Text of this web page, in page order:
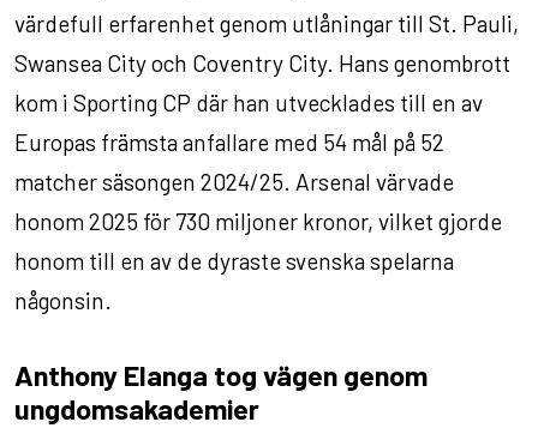
värdefull erfarenhet genom utlåningar till St. Pauli,
Swansea City och Coventry City. Hans genombrott
kom i Sporting CP där han utvecklades till en av
Europas främsta anfallare med 54 mål på 52
matcher säsongen 2024/25. Arsenal värvade
honom 2025 för 730 miljoner kronor, vilket gjorde
honom till en av de dyraste svenska spelarna
någonsin.
Anthony Elanga tog vägen genom
ungdomsakademier